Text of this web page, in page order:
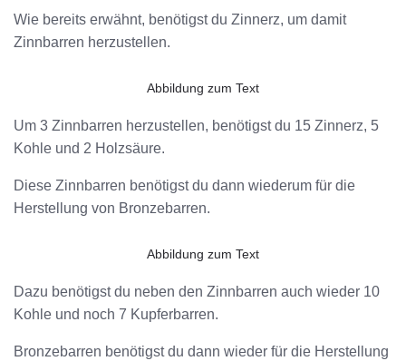
Wie bereits erwähnt, benötigst du Zinnerz, um damit
Zinnbarren herzustellen.
Abbildung zum Text
Um 3 Zinnbarren herzustellen, benötigst du 15 Zinnerz, 5
Kohle und 2 Holzsäure.
Diese Zinnbarren benötigst du dann wiederum für die
Herstellung von Bronzebarren.
Abbildung zum Text
Dazu benötigst du neben den Zinnbarren auch wieder 10
Kohle und noch 7 Kupferbarren.
Bronzebarren benötigst du dann wieder für die Herstellung